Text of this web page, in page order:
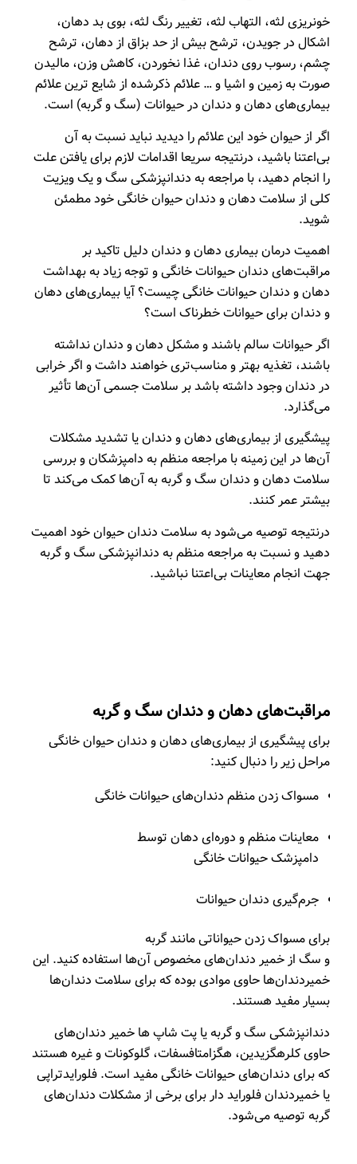
خونریزی لثه، التهاب لثه، تغییر رنگ لثه، بوی بد دهان،
اشکال در جویدن، ترشح بیش از حد بزاق از دهان، ترشح
چشم، رسوب روی دندان، غذا نخوردن، کاهش وزن، مالیدن
صورت به زمین و اشیا و … علائم ذکرشده از شایع ترین علائم
بیماری‌های دهان و دندان در حیوانات (سگ و گربه) است.
اگر از حیوان خود این علائم را دیدید نباید نسبت به آن
بی‌اعتنا باشید، درنتیجه سریعا اقدامات لازم برای یافتن علت
را انجام دهید، با مراجعه به دندانپزشکی سگ و یک ویزیت
کلی از سلامت دهان و دندان حیوان خانگی خود مطمئن
شوید.
اهمیت درمان بیماری دهان و دندان دلیل تاکید بر
مراقبت‌های دندان حیوانات خانگی و توجه زیاد به بهداشت
دهان و دندان حیوانات خانگی چیست؟ آیا بیماری‌های دهان
و دندان برای حیوانات خطرناک است؟
اگر حیوانات سالم باشند و مشکل دهان و دندان نداشته
باشند، تغذیه بهتر و مناسب‌تری خواهند داشت و اگر خرابی
در دندان وجود داشته باشد بر سلامت جسمی آن‌ها تأثیر
می‌گذارد.
پیشگیری از بیماری‌های دهان و دندان یا تشدید مشکلات
آن‌ها در این زمینه با مراجعه منظم به دامپزشکان و بررسی
سلامت دهان و دندان سگ و گربه به آن‌ها کمک می‌کند تا
بیشتر عمر کنند.
درنتیجه توصیه می‌شود به سلامت دندان حیوان خود اهمیت
دهید و نسبت به مراجعه منظم به دندانپزشکی سگ و گربه
جهت انجام معاینات بی‌اعتنا نباشید.
مراقبت‌های دهان و دندان سگ و گربه
برای پیشگیری از بیماری‌های دهان و دندان حیوان خانگی
مراحل زیر را دنبال کنید:
مسواک زدن منظم دندان‌های حیوانات خانگی
معاینات منظم و دوره‌ای دهان توسط
دامپزشک حیوانات خانگی
جرم‌گیری دندان حیوانات
برای مسواک زدن حیواناتی مانند گربه
و سگ از خمیر دندان‌های مخصوص آن‌ها استفاده کنید. این
خمیردندان‌ها حاوی موادی بوده که برای سلامت دندان‌ها
بسیار مفید هستند.
دندانپزشکی سگ و گربه یا پت شاپ ها خمیر دندان‌های
حاوی کلرهگزیدین، هگزامتافسفات، گلوکونات و غیره هستند
که برای دندان‌های حیوانات خانگی مفید است. فلورایدتراپی
یا خمیردندان فلوراید دار برای برخی از مشکلات دندان‌های
گربه توصیه می‌شود.